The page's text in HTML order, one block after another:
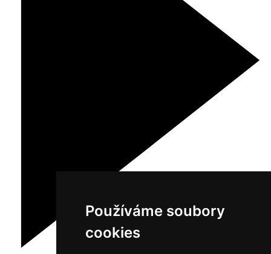
Používáme soubory
cookies